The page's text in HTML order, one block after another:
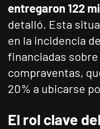
entregaron 122
detalló. Esta
en la incidencia
financiadas
compraventas,
20% a ubicarse
El rol clave